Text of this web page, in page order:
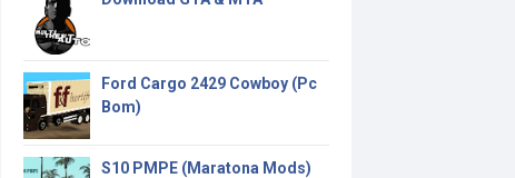
Ford Cargo 2429 Cowboy (Pc
Bom)
S10 PMPE (Maratona Mods)